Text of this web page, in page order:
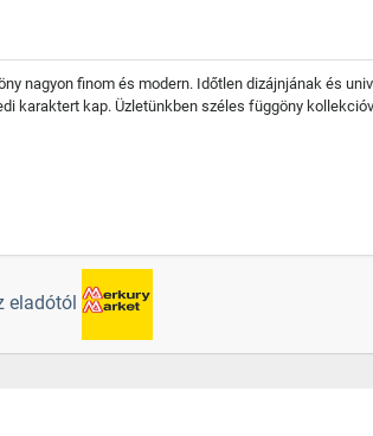
nagyon finom és modern. Időtlen dizájnjának és
karaktert kap. Üzletünkben széles függöny
eladótól